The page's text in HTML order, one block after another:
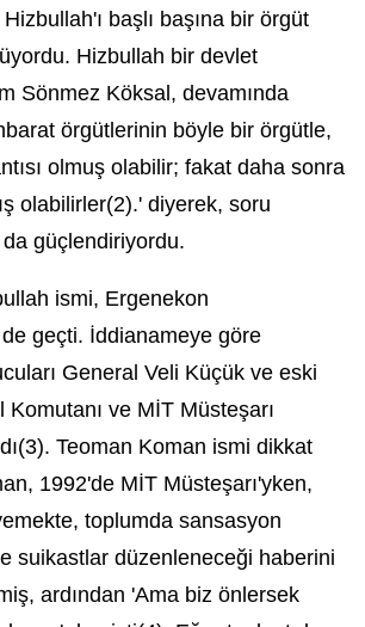
başlı başına bir örgüt
Hizbullah bir devlet
Sönmez Köksal, devamında
örgütlerinin böyle bir örgütle,
olmuş olabilir; fakat daha sonra
olabilirler(2).' diyerek, soru
güçlendiriyordu.
ismi, Ergenekon
geçti. İddianameye göre
General Veli Küçük ve eski
ve MİT Müsteşarı
Teoman Koman ismi dikkat
1992'de MİT Müsteşarı'yken,
toplumda sansasyon
suikastlar düzenleneceği haberini
ardından 'Ama biz önlersek